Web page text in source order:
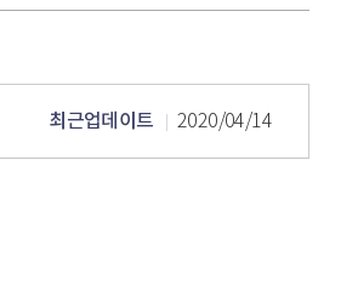
최근업데이트 2020/04/14